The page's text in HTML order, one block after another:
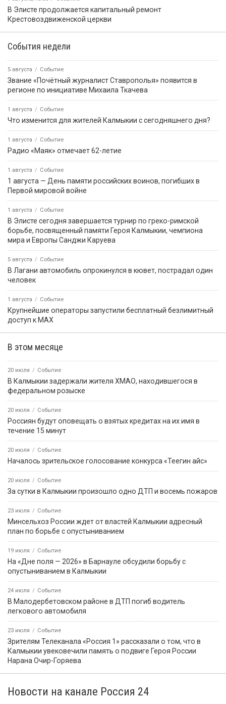
В Элисте продолжается капитальный ремонт
Крестовоздвиженской церкви
События недели
5 августа Событие
Звание «Почётный журналист Ставрополья» появится в
регионе по инициативе Михаила Ткачева
1 августа Событие
Что изменится для жителей Калмыкии с сегодняшнего дня?
1 августа Событие
Радио «Маяк» отмечает 62-летие
1 августа Событие
1 августа — День памяти российских воинов, погибших в
Первой мировой войне
1 августа Событие
В Элисте сегодня завершается турнир по греко-римской
борьбе, посвященный памяти Героя Калмыкии, чемпиона
мира и Европы Санджи Каруева
5 августа Событие
В Лагани автомобиль опрокинулся в кювет, пострадал один
человек
1 августа Событие
Крупнейшие операторы запустили бесплатный безлимитный
доступ к MAX
В этом месяце
20 июля Событие
В Калмыкии задержали жителя ХМАО, находившегося в
федеральном розыске
20 июля Событие
Россиян будут оповещать о взятых кредитах на их имя в
течение 15 минут
20 июля Событие
Началось зрительское голосование конкурса «Теегин айс»
20 июля Событие
За сутки в Калмыкии произошло одно ДТП и восемь пожаров
23 июля Событие
Минсельхоз России ждет от властей Калмыкии адресный
план по борьбе с опустыниванием
19 июля Событие
На «Дне поля — 2026» в Барнауле обсудили борьбу с
опустыниванием в Калмыкии
24 июля Событие
В Малодербетовском районе в ДТП погиб водитель
легкового автомобиля
23 июля Событие
Зрителям Телеканала «Россия 1» рассказали о том, что в
Калмыкии увековечили память о подвиге Героя России
Нарана Очир-Горяева
Новости на канале Россия 24